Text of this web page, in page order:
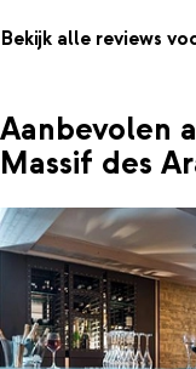
Bekijk alle reviews
Aanbevolen
Massif des